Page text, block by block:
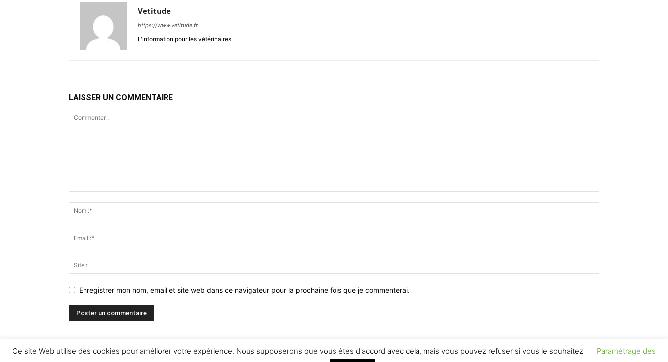
Vetitude
https://www.vetitude.fr
L'information pour les vétérinaires
LAISSER UN COMMENTAIRE
Enregistrer mon nom, email et site web dans ce navigateur pour la prochaine fois que je commenterai.
Ce site Web utilise des cookies pour améliorer votre expérience. Nous supposerons que vous êtes d'accord avec cela, mais vous pouvez refuser si vous le souhaitez.
Paramétrage des